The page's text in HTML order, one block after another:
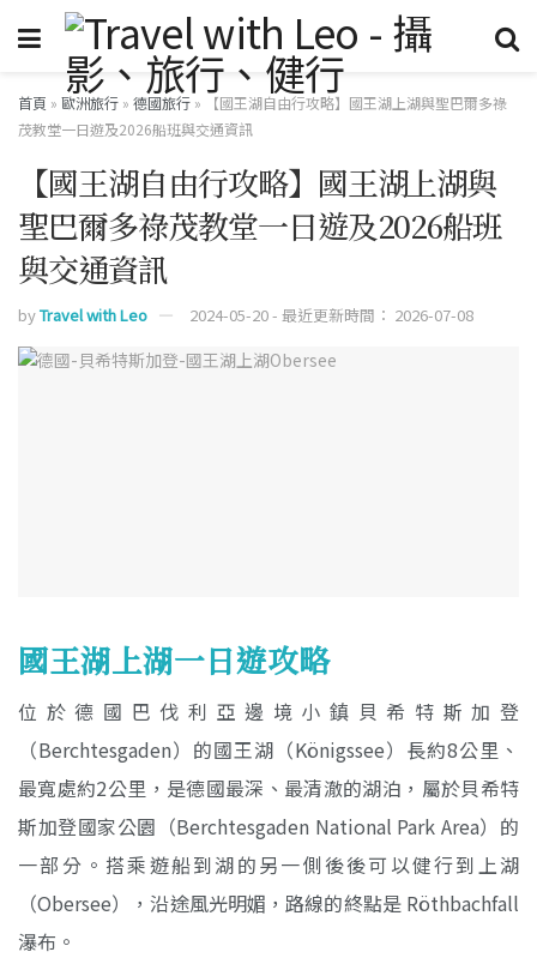
首頁 » 歐洲旅行 » 德國旅行 »
【國王湖自由行攻略】國王湖上湖與聖巴爾多祿
茂教堂一日遊及2026船班與交通資訊
【國王湖自由行攻略】國王湖上湖與
聖巴爾多祿茂教堂一日遊及2026船班
與交通資訊
byTravel with Leo 2024-05-20 - 最近更新時間： 2026-07-08
國王湖上湖一日遊攻略
位於德國巴伐利亞邊境小鎮貝希特斯加登
（Berchtesgaden）的國王湖（Königssee）長約8公里、
最寬處約2公里，是德國最深、最清澈的湖泊，屬於貝希特
斯加登國家公園（Berchtesgaden National Park Area）的
一部分。搭乘遊船到湖的另一側後後可以健行到上湖
（Obersee），沿途風光明媚，路線的終點是 Röthbachfall
瀑布。